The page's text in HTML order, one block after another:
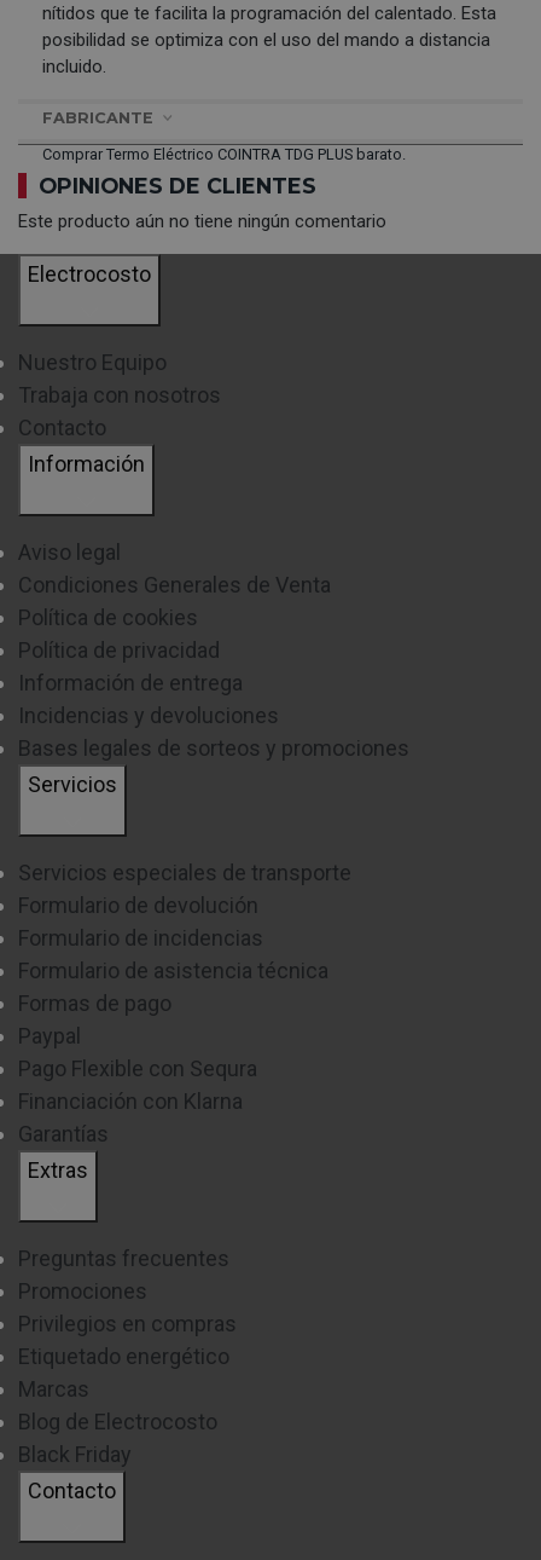
nítidos que te facilita la programación del calentado. Esta
posibilidad se optimiza con el uso del mando a distancia
incluido.
FABRICANTE
Comprar Termo Eléctrico COINTRA TDG PLUS barato.
OPINIONES DE CLIENTES
Este producto aún no tiene ningún comentario
Electrocosto
Nuestro Equipo
Trabaja con nosotros
Contacto
Información
Aviso legal
Condiciones Generales de Venta
Política de cookies
Política de privacidad
Información de entrega
Incidencias y devoluciones
Bases legales de sorteos y promociones
Servicios
Servicios especiales de transporte
Formulario de devolución
Formulario de incidencias
Formulario de asistencia técnica
Formas de pago
Paypal
Pago Flexible con Sequra
Financiación con Klarna
Garantías
Extras
Preguntas frecuentes
Promociones
Privilegios en compras
Etiquetado energético
Marcas
Blog de Electrocosto
Black Friday
Contacto